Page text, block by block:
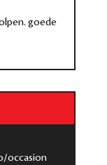
goede
occasion